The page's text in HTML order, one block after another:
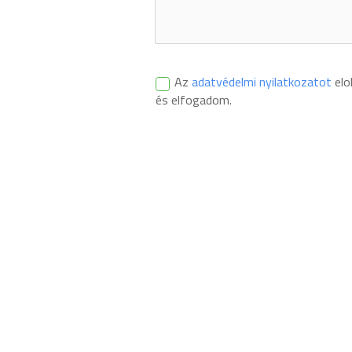
Az adatvédelmi nyilatkozatot
és elfogadom.